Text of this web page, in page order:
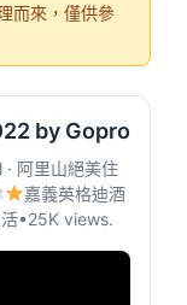
而來，僅供參
by Gopro
阿里山絕美住
嘉義英格迪酒
•25K views.